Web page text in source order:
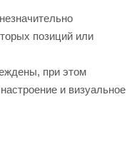
позиций или
при этом
и визуальное